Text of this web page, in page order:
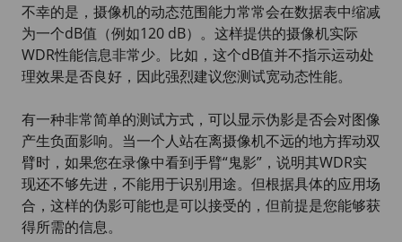
不幸的是，摄像机的动态范围能力常常会在数据表中缩减
为一个dB值（例如120 dB）。这样提供的摄像机实际
WDR性能信息非常少。比如，这个dB值并不指示运动处
理效果是否良好，因此强烈建议您测试宽动态性能。
有一种非常简单的测试方式，可以显示伪影是否会对图像
产生负面影响。当一个人站在离摄像机不远的地方挥动双
臂时，如果您在录像中看到手臂“鬼影”，说明其WDR实
现还不够先进，不能用于识别用途。但根据具体的应用场
合，这样的伪影可能也是可以接受的，但前提是您能够获
得所需的信息。